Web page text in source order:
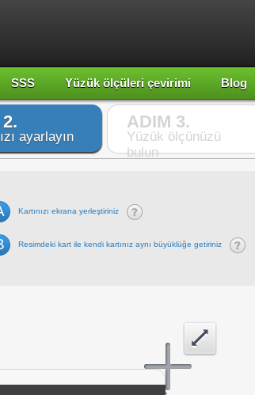
SSS Yüzük ölçüleri çevirimi Blog
ayarlayın
ADIM 3.
Yüzük ölçünüzü
bulun
Kartınızı ekrana yerleştiriniz
Resimdeki kart ile kendi kartınız aynı büyüklüğe getiriniz